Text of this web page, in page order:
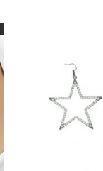
Kleur: Zwart
Lengte
Breedte
TOEVOEGEN